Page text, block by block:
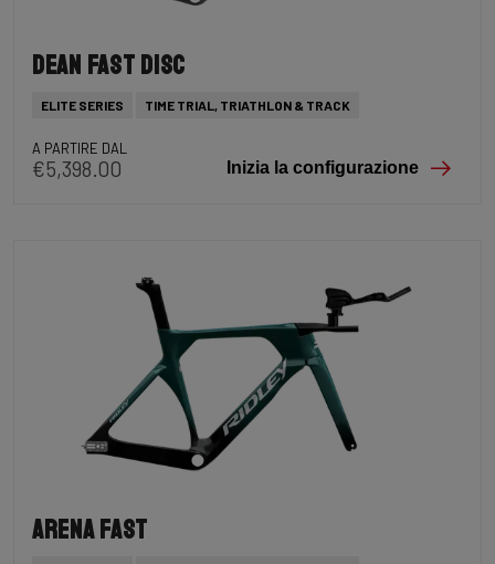
Dean Fast Disc
ELITE SERIES TIME TRIAL, TRIATHLON & TRACK
A PARTIRE DAL
€5,398.00 Inizia la configurazione
Arena Fast